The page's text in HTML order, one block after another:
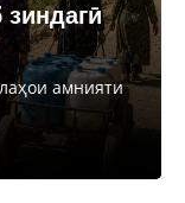
амнияти